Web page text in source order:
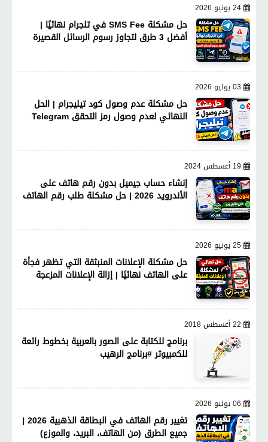
24 يونيو 2026
حل مشكلة SMS Fee في تلجرام نهائيًا |
أفضل 3 طرق لتجاوز رسوم الرسائل القصيرة
03 يوليو 2026
حل مشكلة عدم وصول كود تيليجرام | الحل
النهائي لعدم وصول رمز التحقق Telegram
19 أغسطس 2024
إنشاء حساب جيميل بدون رقم هاتف على
الأندرويد 2026 | حل مشكلة طلب رقم الهاتف
25 يونيو 2026
حل مشكلة الإعلانات المنبثقة التي تظهر فجأة
على الهاتف نهائيًا | إزالة الإعلانات المزعجة
22 أغسطس 2018
برنامج للكتابة على الصور بالعربية بخطوط رائعة
للكمبيوتر #برنامج الرهيب
06 يوليو 2026
تغيير رقم الهاتف في البطاقة الذهبية 2026 |
جميع الطرق (من الهاتف، البريد، والموزع)